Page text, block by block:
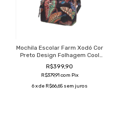
Mochila Escolar Farm Xodó Cor
Preto Design Folhagem Cool
R$399,90
R$379,91 com Pix
6 x de R$66,65 sem juros